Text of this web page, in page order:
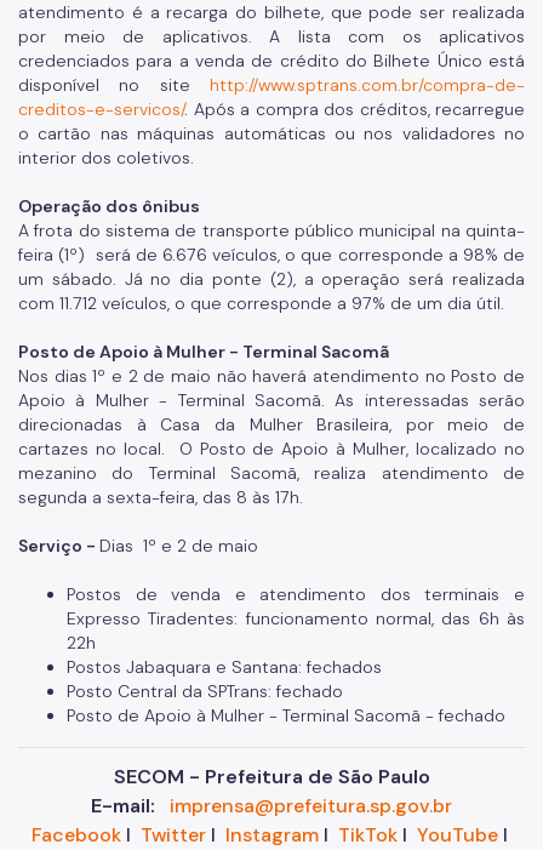
atendimento é a recarga do bilhete, que pode ser realizada
por meio de aplicativos. A lista com os aplicativos
credenciados para a venda de crédito do Bilhete Único está
disponível no site http://www.sptrans.com.br/compra-de-
creditos-e-servicos/. Após a compra dos créditos, recarregue
o cartão nas máquinas automáticas ou nos validadores no
interior dos coletivos.
Operação dos ônibus
A frota do sistema de transporte público municipal na quinta-
feira (1º) será de 6.676 veículos, o que corresponde a 98% de
um sábado. Já no dia ponte (2), a operação será realizada
com 11.712 veículos, o que corresponde a 97% de um dia útil.
Posto de Apoio à Mulher - Terminal Sacomã
Nos dias 1º e 2 de maio não haverá atendimento no Posto de
Apoio à Mulher - Terminal Sacomã. As interessadas serão
direcionadas à Casa da Mulher Brasileira, por meio de
cartazes no local. O Posto de Apoio à Mulher, localizado no
mezanino do Terminal Sacomã, realiza atendimento de
segunda a sexta-feira, das 8 às 17h.
Serviço - Dias 1º e 2 de maio
Postos de venda e atendimento dos terminais e
Expresso Tiradentes: funcionamento normal, das 6h às
22h
Postos Jabaquara e Santana: fechados
Posto Central da SPTrans: fechado
Posto de Apoio à Mulher - Terminal Sacomã - fechado
SECOM - Prefeitura de São Paulo
E-mail:
imprensa@prefeitura.sp.gov.br
FacebookI TwitterI InstagramI TikTokI YouTubeI